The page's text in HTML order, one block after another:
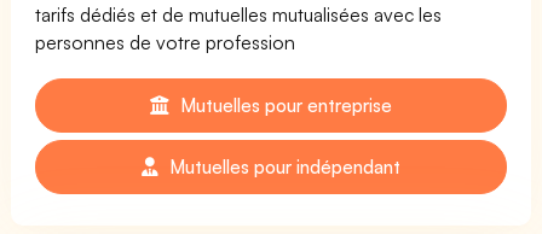
tarifs dédiés et de mutuelles mutualisées avec les
personnes de votre profession
Mutuelles pour entreprise
Mutuelles pour indépendant